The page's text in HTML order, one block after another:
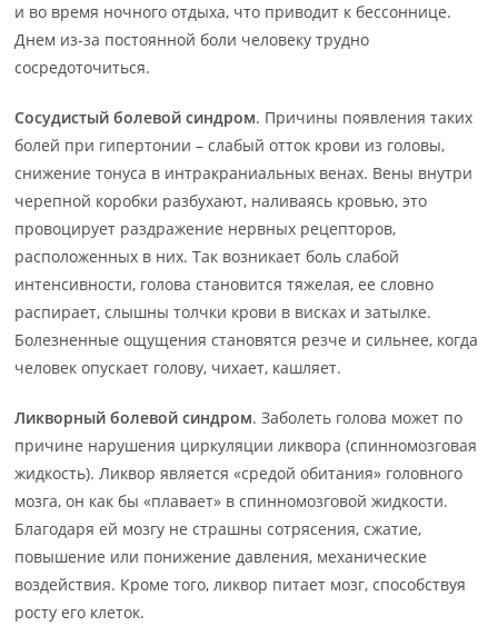
и во время ночного отдыха, что приводит к бессоннице.
Днем из-за постоянной боли человеку трудно
сосредоточиться.
Сосудистый болевой синдром. Причины появления таких
болей при гипертонии – слабый отток крови из головы,
снижение тонуса в интракраниальных венах. Вены внутри
черепной коробки разбухают, наливаясь кровью, это
провоцирует раздражение нервных рецепторов,
расположенных в них. Так возникает боль слабой
интенсивности, голова становится тяжелая, ее словно
распирает, слышны толчки крови в висках и затылке.
Болезненные ощущения становятся резче и сильнее, когда
человек опускает голову, чихает, кашляет.
Ликворный болевой синдром. Заболеть голова может по
причине нарушения циркуляции ликвора (спинномозговая
жидкость). Ликвор является «средой обитания» головного
мозга, он как бы «плавает» в спинномозговой жидкости.
Благодаря ей мозгу не страшны сотрясения, сжатие,
повышение или понижение давления, механические
воздействия. Кроме того, ликвор питает мозг, способствуя
росту его клеток.